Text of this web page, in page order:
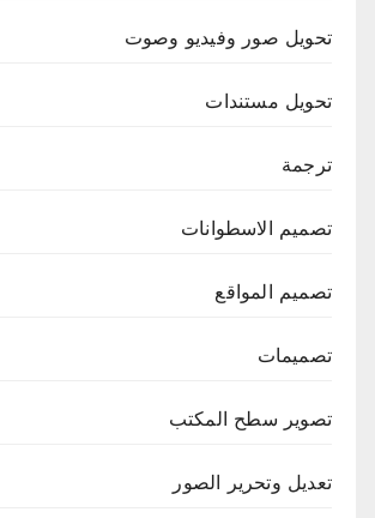
تحويل صور وفيديو وصوت
تحويل مستندات
ترجمة
تصميم الاسطوانات
تصميم المواقع
تصميمات
تصوير سطح المكتب
تعديل وتحرير الصور